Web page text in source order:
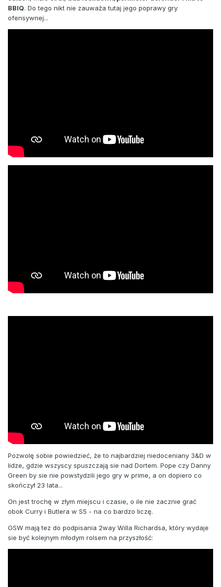
BBIQ. Do tego nikt nie zauważa tutaj jego poprawy gry
ofensywnej...
Pozwolę sobie powiedzieć, że to najbardziej niedoceniany 3&D w
lidze, gdzie wszyscy spuszczają sie nad Dortem. Pope czy Danny
Green by sie nie powstydzili jego gry w prime, a on dopiero co
skończył 23 lata...
On jest trochę w złym miejscu i czasie, o ile nie zacznie grać
obok Curry i Butlera w S5 - na co bardzo liczę.
GSW mają tez do podpisania 2way Willa Richardsa, który wydaje
sie być kolejnym młodym rolsem na przyszłość: